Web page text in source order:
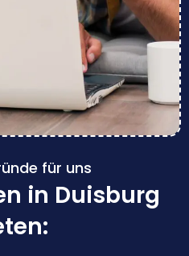
für uns
in Duisburg